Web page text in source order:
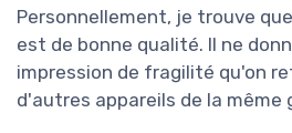
Personnellement, je trouve
est de bonne qualité. Il ne
impression de fragilité qu'on
d'autres appareils de la même